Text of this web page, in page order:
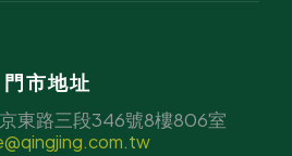
門市地址
東路三段346號8樓806室